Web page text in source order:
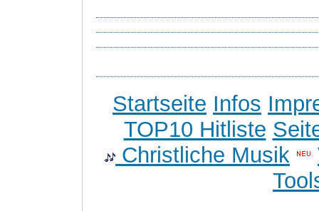
Startseite Infos
TOP10 Hitliste
Christliche Musik